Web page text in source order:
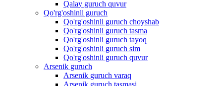
Qalay guruch quvur
Qo'rg'oshinli guruch
Qo'rg'oshinli guruch choyshab
Qo'rg'oshinli guruch tasma
Qo'rg'oshinli guruch tayoq
Qo'rg'oshinli guruch sim
Qo'rg'oshinli guruch quvur
Arsenik guruch
Arsenik guruch varaq
Arsenik guruch tasmasi